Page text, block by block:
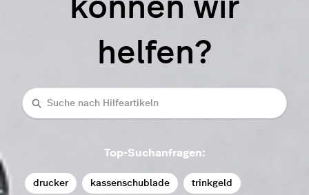
können wir
helfen?
Suche
Top-Suchanfragen:
drucker kassenschublade trinkgeld